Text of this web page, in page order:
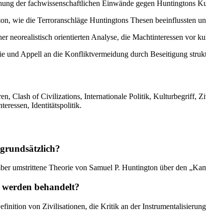
der fachwissenschaftlichen Einwände gegen Huntingtons
wie die Terroranschläge Huntingtons Thesen beeinflussten
neorealistisch orientierten Analyse, die Machtinteressen vor
und Appell an die Konfliktvermeidung durch Beseitigung
Clash of Civilizations, Internationale Politik, Kulturbegriff,
Identitätspolitik.
umstrittene Theorie von Samuel P. Huntington über den
behandelt?
von Zivilisationen, die Kritik an der